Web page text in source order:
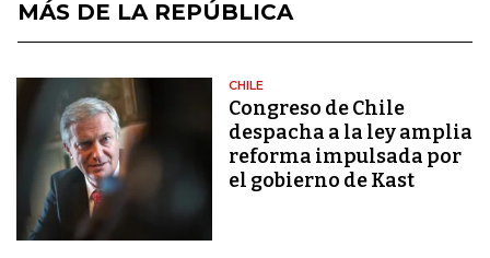
MÁS DE LA REPÚBLICA
CHILE
Congreso de Chile
despacha a la ley amplia
reforma impulsada por
el gobierno de Kast